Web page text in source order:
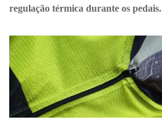
regulação térmica durante os pedais.